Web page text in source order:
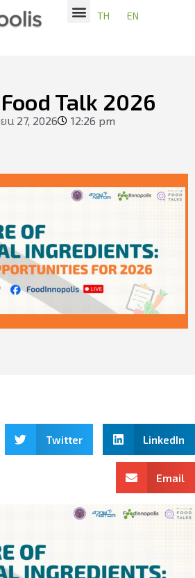
TH EN
Talk 2026
น 27, 2026 12:26 pm
Twitter LinkedIn
Email